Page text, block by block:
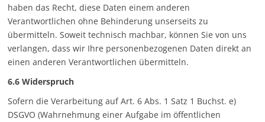
haben das Recht, diese Daten einem anderen
Verantwortlichen ohne Behinderung unserseits zu
übermitteln. Soweit technisch machbar, können Sie von uns
verlangen, dass wir Ihre personenbezogenen Daten direkt an
einen anderen Verantwortlichen übermitteln.
6.6 Widerspruch
Sofern die Verarbeitung auf Art. 6 Abs. 1 Satz 1 Buchst. e)
DSGVO (Wahrnehmung einer Aufgabe im öffentlichen